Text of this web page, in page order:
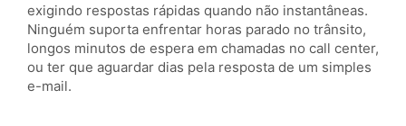
exigindo respostas rápidas quando não instantâneas.
Ninguém suporta enfrentar horas parado no trânsito,
longos minutos de espera em chamadas no call center,
ou ter que aguardar dias pela resposta de um simples
e-mail.